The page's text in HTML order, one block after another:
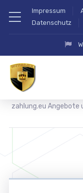
Impressum
Datenschutz
zahlung.eu Angebote